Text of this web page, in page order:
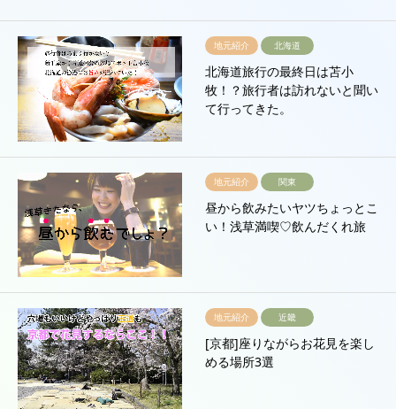
地元紹介 北海道
北海道旅行の最終日は苫小
牧！？旅行者は訪れないと聞い
て行ってきた。
地元紹介 関東
昼から飲みたいヤツちょっとこ
い！浅草満喫♡飲んだくれ旅
地元紹介 近畿
[京都]座りながらお花見を楽し
める場所3選